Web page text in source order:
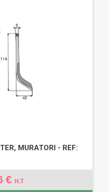
MURATORI - REF:
€ H.T